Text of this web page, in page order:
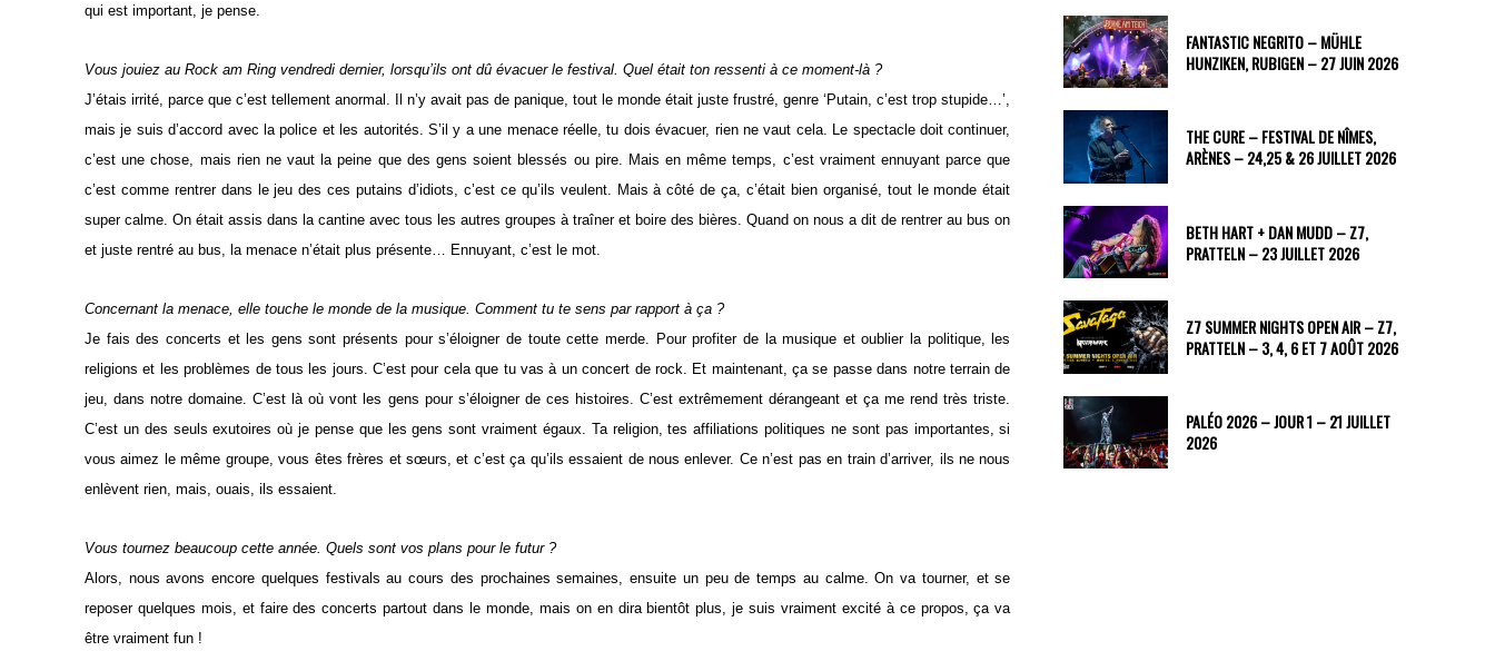
qui est important, je pense.
Vous jouiez au Rock am Ring vendredi dernier, lorsqu’ils ont dû évacuer le festival. Quel était ton ressenti à ce moment-là ?
J’étais irrité, parce que c’est tellement anormal. Il n’y avait pas de panique, tout le monde était juste frustré, genre ‘Putain, c’est trop stupide…’,
mais je suis d’accord avec la police et les autorités. S’il y a une menace réelle, tu dois évacuer, rien ne vaut cela. Le spectacle doit continuer,
c’est une chose, mais rien ne vaut la peine que des gens soient blessés ou pire. Mais en même temps, c’est vraiment ennuyant parce que
c’est comme rentrer dans le jeu des ces putains d’idiots, c’est ce qu’ils veulent. Mais à côté de ça, c’était bien organisé, tout le monde était
super calme. On était assis dans la cantine avec tous les autres groupes à traîner et boire des bières. Quand on nous a dit de rentrer au bus on
et juste rentré au bus, la menace n’était plus présente… Ennuyant, c’est le mot.
Concernant la menace, elle touche le monde de la musique. Comment tu te sens par rapport à ça ?
Je fais des concerts et les gens sont présents pour s’éloigner de toute cette merde. Pour profiter de la musique et oublier la politique, les
religions et les problèmes de tous les jours. C’est pour cela que tu vas à un concert de rock. Et maintenant, ça se passe dans notre terrain de
jeu, dans notre domaine. C’est là où vont les gens pour s’éloigner de ces histoires. C’est extrêmement dérangeant et ça me rend très triste.
C’est un des seuls exutoires où je pense que les gens sont vraiment égaux. Ta religion, tes affiliations politiques ne sont pas importantes, si
vous aimez le même groupe, vous êtes frères et sœurs, et c’est ça qu’ils essaient de nous enlever. Ce n’est pas en train d’arriver, ils ne nous
enlèvent rien, mais, ouais, ils essaient.
Vous tournez beaucoup cette année. Quels sont vos plans pour le futur ?
Alors, nous avons encore quelques festivals au cours des prochaines semaines, ensuite un peu de temps au calme. On va tourner, et se
reposer quelques mois, et faire des concerts partout dans le monde, mais on en dira bientôt plus, je suis vraiment excité à ce propos, ça va
être vraiment fun !
FANTASTIC NEGRITO – MÜHLE
HUNZIKEN, RUBIGEN – 27 JUIN 2026
THE CURE – FESTIVAL DE NÎMES,
ARÈNES – 24,25 & 26 JUILLET 2026
BETH HART + DAN MUDD – Z7,
PRATTELN – 23 JUILLET 2026
Z7 SUMMER NIGHTS OPEN AIR – Z7,
PRATTELN – 3, 4, 6 ET 7 AOÛT 2026
PALÉO 2026 – JOUR 1 – 21 JUILLET
2026